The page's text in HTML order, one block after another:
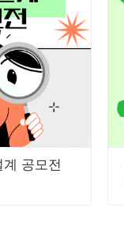
공모전